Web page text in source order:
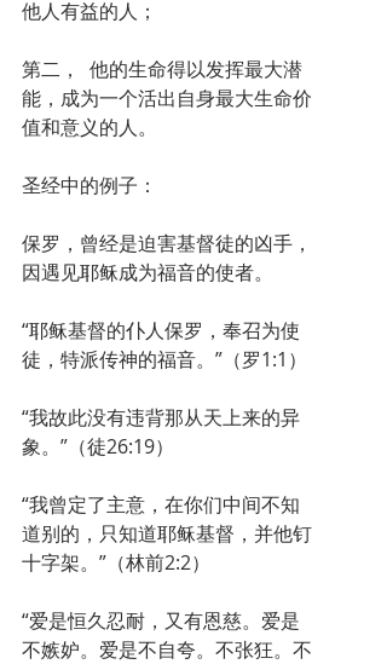
他人有益的人；
第二，  他的生命得以发挥最大潜
能，成为一个活出自身最大生命价
值和意义的人。
圣经中的例子：
保罗，曾经是迫害基督徒的凶手，
因遇见耶稣成为福音的使者。
“耶稣基督的仆人保罗，奉召为使
徒，特派传神的福音。”（罗1:1）
“我故此没有违背那从天上来的异
象。”（徒26:19）
“我曾定了主意，在你们中间不知
道别的，只知道耶稣基督，并他钉
十字架。”（林前2:2）
“爱是恒久忍耐，又有恩慈。爱是
不嫉妒。爱是不自夸。不张狂。不